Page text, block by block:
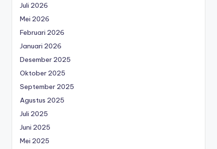
Juli 2026
Mei 2026
Februari 2026
Januari 2026
Desember 2025
Oktober 2025
September 2025
Agustus 2025
Juli 2025
Juni 2025
Mei 2025